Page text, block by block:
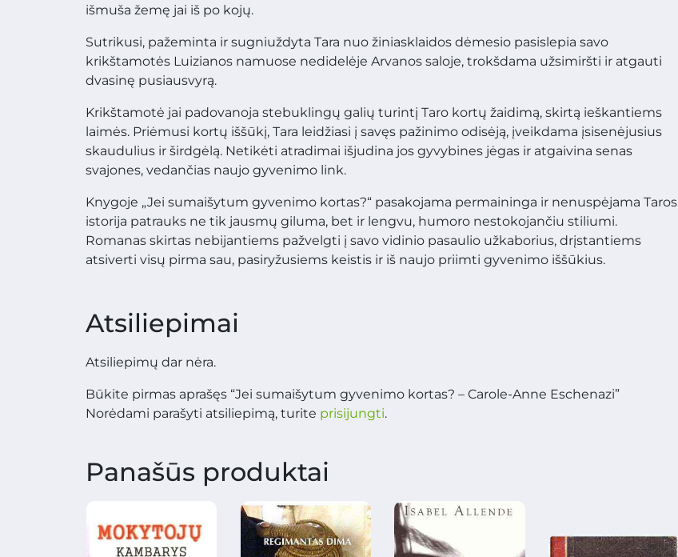
išmuša žemę jai iš po kojų.
Sutrikusi, pažeminta ir sugniuždyta Tara nuo žiniasklaidos dėmesio pasislepia savo
krikštamotės Luizianos namuose nedidelėje Arvanos saloje, trokšdama užsimiršti ir atgauti
dvasinę pusiausvyrą.
Krikštamotė jai padovanoja stebuklingų galių turintį Taro kortų žaidimą, skirtą ieškantiems
laimės. Priėmusi kortų iššūkį, Tara leidžiasi į savęs pažinimo odisėją, įveikdama įsisenėjusius
skaudulius ir širdgėlą. Netikėti atradimai išjudina jos gyvybines jėgas ir atgaivina senas
svajones, vedančias naujo gyvenimo link.
Knygoje „Jei sumaišytum gyvenimo kortas?“ pasakojama permaininga ir nenuspėjama Taros
istorija patrauks ne tik jausmų giluma, bet ir lengvu, humoro nestokojančiu stiliumi.
Romanas skirtas nebijantiems pažvelgti į savo vidinio pasaulio užkaborius, drįstantiems
atsiverti visų pirma sau, pasiryžusiems keistis ir iš naujo priimti gyvenimo iššūkius.
Atsiliepimai
Atsiliepimų dar nėra.
Būkite pirmas aprašęs “Jei sumaišytum gyvenimo kortas? – Carole-Anne Eschenazi”
Norėdami parašyti atsiliepimą, turite prisijungti.
Panašūs produktai